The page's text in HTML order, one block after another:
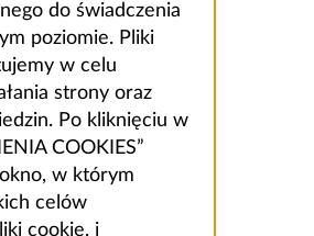
do świadczenia
poziomie. Pliki
w celu
strony oraz
Po kliknięciu w
COOKIES”
w którym
celów
cookie, i